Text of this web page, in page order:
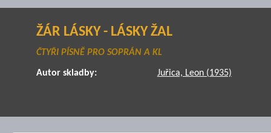
ŽÁR LÁSKY - LÁSKY ŽAL
ČTYŘI PÍSNĚ PRO SOPRÁN A KL
Autor skladby: Juřica, Leon (1935)